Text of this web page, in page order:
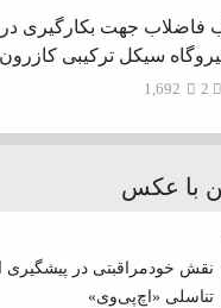
فاضلاب جهت بکارگیری در
سیکل ترکیبی کازرون
1,692
با عکس
نقش خودمراقبتی در پیشگیری
تناسلی «اچ‌پی‌وی»